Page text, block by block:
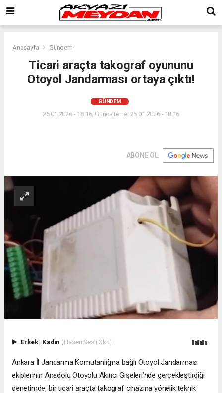
Anasayfa Gündem
Ticari araçta takograf oyununu
Otoyol Jandarması ortaya çıktı!
GÜNDEM
26.01.2026 - 18:16, Güncelleme: 26.01.2026 - 18:16
ABONE OL
Erkek| Kadın (Haberi Sesli Oku)
Ankara İl Jandarma Komutanlığına bağlı Otoyol Jandarması
ekiplerinin Anadolu Otoyolu Akıncı Gişeleri’nde gerçekleştirdiği
denetimde, bir ticari araçta takograf cihazına yönelik teknik